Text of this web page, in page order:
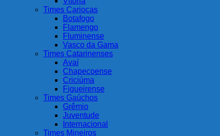
Times Cariocas
Botafogo
Flamengo
Fluminense
Vasco da Gama
Times Catarinenses
Avaí
Chapecoense
Criciúma
Figueirense
Times Gaúchos
Grêmio
Juventude
Internacional
Times Mineiros